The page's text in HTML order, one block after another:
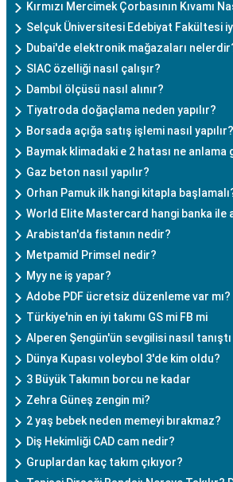
Kırmızı Mercimek Çorbasının Kıvamı
Selçuk Üniversitesi Edebiyat Fakültesi
Dubai'de elektronik mağazaları
SIAC özelliği nasıl çalışır?
Dambıl ölçüsü nasıl alınır?
Tiyatroda doğaçlama neden yapılır?
Borsada açığa satış işlemi nasıl yapılır?
Baymak klimadaki e 2 hatası ne anlama
Gaz beton nasıl yapılır?
Orhan Pamuk ilk hangi kitapla
World Elite Mastercard hangi banka ile
Arabistan'da fistanın nedir?
Metpamid Primsel nedir?
Myy ne iş yapar?
Adobe PDF ücretsiz düzenleme var mı?
Türkiye'nin en iyi takımı GS mi FB mi
Alperen Şengün'ün sevgilisi nasıl tanıştı
Dünya Kupası voleybol 3'de kim oldu?
3 Büyük Takımın borcu ne kadar
Zehra Güneş zengin mi?
2 yaş bebek neden memeyi bırakmaz?
Diş Hekimliği CAD cam nedir?
Gruplardan kaç takım çıkıyor?